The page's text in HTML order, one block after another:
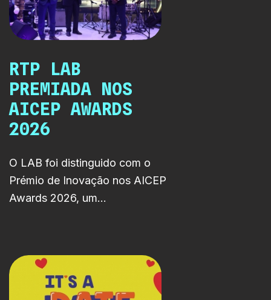
RTP LAB
PREMIADA NOS
AICEP AWARDS
2026
O LAB foi distinguido com o
Prémio de Inovação nos AICEP
Awards 2026, um
comunicações do espaço
lusófono.